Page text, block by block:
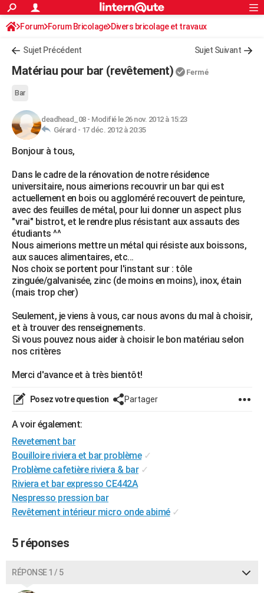
ACTUALITÉS
Politique
Société
Faits Divers
Education
Monde
Villes
+
AUTO
Essais
Réserver un essai
Citadines
Berlines
SUV
Forum auto
+HIGH-TECH
Mobiles
Meilleur smartphone
Internet
Ordinateurs
Jeux vidéo
Guide high-tech
+BRICOLAGE
Forum
Aménagement intérieur
Extérieur
Cuisine
Salle de bains
Jardinage
Rangement
WEEK-END
Guides de France
Escapades
Patrimoine
Expositions
Musées
Week-end nature
+LIFESTYLE
Art de vivre
Bien-être
Loisirs
Mode
Modes de vie
SANTE
Alimentation
Guide de la santé
Maladies
Médicaments
Sommeil
VOYAGE
Destinations
City break
Voyage nature
Voyage de noces
Forum
Climat
PHOTO
BONS PLANS
CARTE DE VOEUX
Carte de Noël
Carte Bonne année
Carte Saint-Valentin
Carte Pâques
Carte d'anniversaire
DICTIONNAIRE
Dictionnaire
Biographies
Citations
Expressions
Proverbes
PROGRAMME TV
COPAINS D'AVANT
S'inscrire
Se connecter
Lycées
Collèges
Primaires
Universités
Entreprises
Service militaire
Avis de recherche
AVIS DE DÉCÈS
FORUM
Bricolage
Lifestyle
Culture
Sport
Auto
Television
Voyage
Cinema
Rechercher
S'inscrire
Connexion
Forum Forum Bricolage Divers bricolage et travaux
Sujet Précédent Sujet Suivant
Matériau pour bar (revêtement) Fermé
Bar
deadhead_08- Modifié le 26 nov. 2012 à 15:23
Gérard - 17 déc. 2012 à 20:35
Bonjour à tous,
Dans le cadre de la rénovation de notre résidence
universitaire, nous aimerions recouvrir un bar qui est
actuellement en bois ou aggloméré recouvert de peinture,
avec des feuilles de métal, pour lui donner un aspect plus
"vrai" bistrot, et le rendre plus résistant aux assauts des
étudiants ^^
Nous aimerions mettre un métal qui résiste aux boissons,
aux sauces alimentaires, etc...
Nos choix se portent pour l'instant sur : tôle
zinguée/galvanisée, zinc (de moins en moins), inox, étain
(mais trop cher)
Seulement, je viens à vous, car nous avons du mal à choisir,
et à trouver des renseignements.
Si vous pouvez nous aider à choisir le bon matériau selon
nos critères
Merci d'avance et à très bientôt!
Posez votre question Partager
A voir également:
Revetement bar
Bouilloire riviera et bar problème ✓
Problème cafetière riviera & bar ✓
Riviera et bar expresso CE442A
Nespresso pression bar
Revêtement intérieur micro onde abimé ✓
5 réponses
RÉPONSE 1 / 5